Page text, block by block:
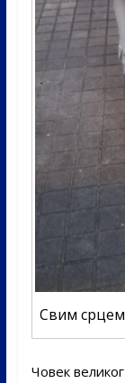
Свим
Човек